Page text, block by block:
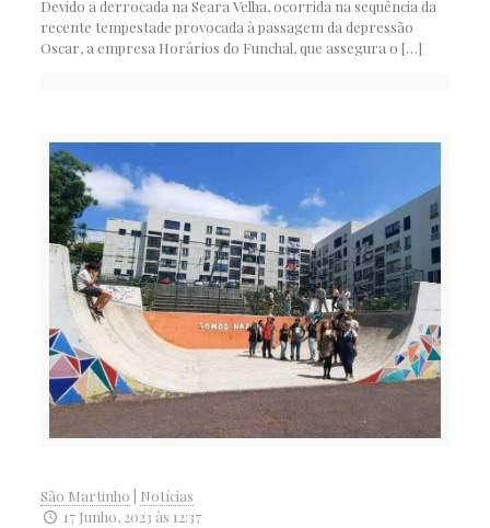
Devido a derrocada na Seara Velha, ocorrida na sequência da
recente tempestade provocada à passagem da depressão
Oscar, a empresa Horários do Funchal, que assegura o […]
São Martinho
Notícias
17 Junho, 2023 às 12:37